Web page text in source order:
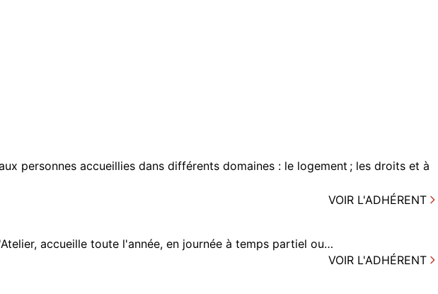
personnes accueillies dans différents domaines : le logement ; les droits et à
VOIR L'ADHÉRENT
accueille toute l'année, en journée à temps partiel ou…
VOIR L'ADHÉRENT